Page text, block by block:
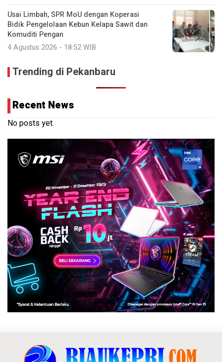
Usai Limbah, SPR MoU dengan Koperasi
Bidik Pengelolaan Kebun Kelapa Sawit dan
Komuditi Pengan
4 Agustus 2026 - 18:52 WIB
Trending di Pekanbaru
Recent News
No posts yet.